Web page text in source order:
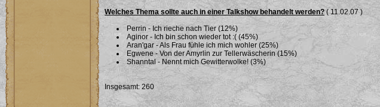
Welches Thema sollte auch in einer Talkshow behandelt werden?( 11.02.07 )
Perrin - Ich rieche nach Tier (12%)
Aginor - Ich bin schon wieder tot :( (45%)
Aran'gar - Als Frau fühle ich mich wohler (25%)
Egwene - Von der Amyrlin zur Tellerwäscherin (15%)
Shanntal - Nennt mich Gewitterwolke! (3%)
Insgesamt: 260